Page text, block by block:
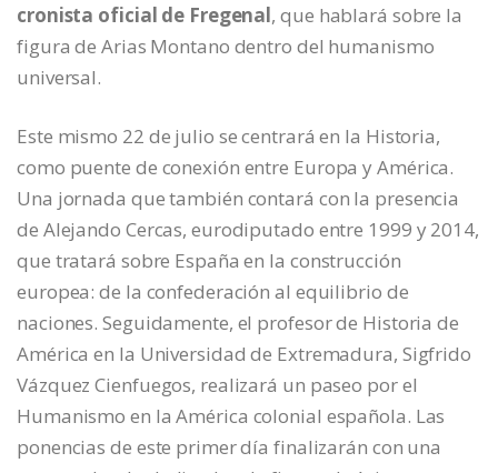
cronista oficial de Fregenal, que hablará sobre la
figura de Arias Montano dentro del humanismo
universal.
Este mismo 22 de julio se centrará en la Historia,
como puente de conexión entre Europa y América.
Una jornada que también contará con la presencia
de Alejando Cercas, eurodiputado entre 1999 y 2014,
que tratará sobre España en la construcción
europea: de la confederación al equilibrio de
naciones. Seguidamente, el profesor de Historia de
América en la Universidad de Extremadura, Sigfrido
Vázquez Cienfuegos, realizará un paseo por el
Humanismo en la América colonial española. Las
ponencias de este primer día finalizarán con una